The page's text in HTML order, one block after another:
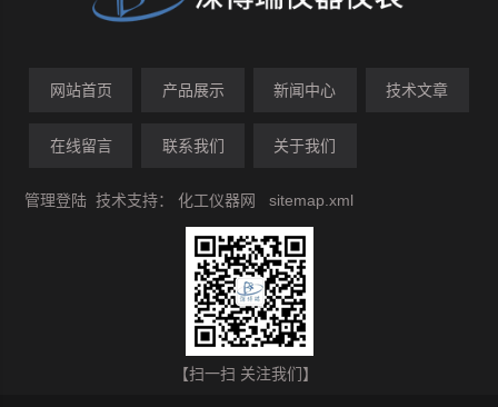
网站首页 产品展示 新闻中心 技术文章
在线留言 联系我们 关于我们
管理登陆 技术支持：化工仪器网 sitemap.xml
【扫一扫 关注我们】